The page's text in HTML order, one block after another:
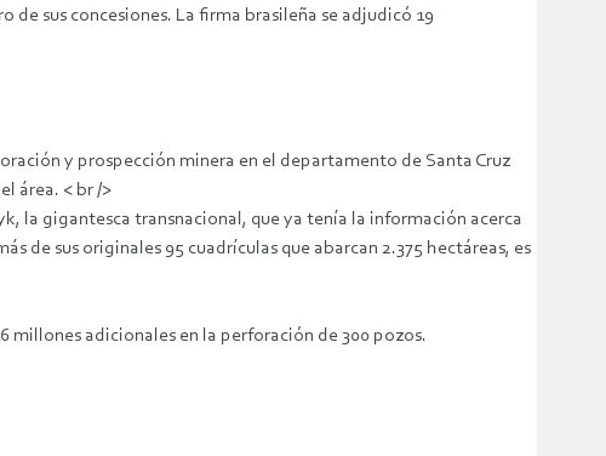
sus concesiones. La firma brasileña se adjudicó 19
y prospección minera en el departamento de Santa Cruz
área. < br />
la gigantesca transnacional, que ya tenía la información acerca
de sus originales 95 cuadrículas que abarcan 2.375 hectáreas, es
adicionales en la perforación de 300 pozos.